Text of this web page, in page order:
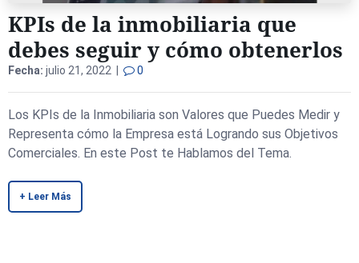
KPIs de la inmobiliaria que
debes seguir y cómo obtenerlos
Fecha: julio 21, 2022 | 0
Los KPIs de la Inmobiliaria son Valores que Puedes Medir y
Representa cómo la Empresa está Logrando sus Objetivos
Comerciales. En este Post te Hablamos del Tema.
+ Leer Más